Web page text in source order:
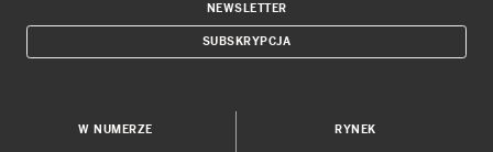
NEWSLETTER
SUBSKRYPCJA
W NUMERZE RYNEK